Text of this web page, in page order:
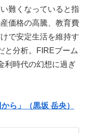
難くなっていると指
価格の高騰、教育費
で安定生活を維持す
と分析。FIREブーム
利時代の幻想に過ぎ
ら」（黒坂 岳央）